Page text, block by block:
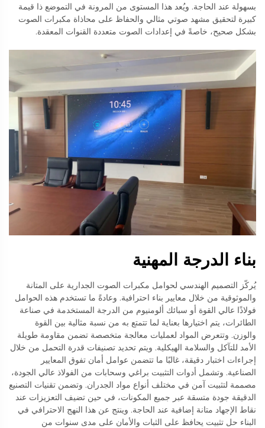
بسهولة عند الحاجة. ويُعد هذا المستوى من المرونة في التموضع ذا قيمة
كبيرة لتحقيق مشهد صوتي مثالي والحفاظ على محاذاة مكبرات الصوت
بشكل صحيح، خاصةً في إعدادات الصوت متعددة القنوات المعقدة.
بناء الدرجة المهنية
يُركّز التصميم الهندسي لحوامل مكبرات الصوت الجدارية على المتانة
والموثوقية من خلال معايير بناء احترافية. وعادةً ما تستخدم هذه الحوامل
فولاذًا عالي القوة أو سبائك ألومنيوم من الدرجة المستخدمة في صناعة
الطائرات، يتم اختيارها بعناية لما تتمتع به من نسبة مثالية بين القوة
والوزن. وتتعرض المواد لعمليات معالجة متخصصة تضمن مقاومة طويلة
الأمد للتآكل والسلامة الهيكلية. ويتم تحديد تصنيفات قدرة التحمل من خلال
إجراءات اختبار دقيقة، غالبًا ما تتضمن عوامل أمان تفوق المعايير
الصناعية. وتشمل أدوات التثبيت براغي وسحابات من الفولاذ عالي الجودة،
مصممة لتثبيت آمن في مختلف أنواع مواد الجدران. وتضمن تقنيات التصنيع
الدقيقة جودة متسقة عبر جميع المكونات، في حين تضيف التعزيزات عند
نقاط الإجهاد متانة إضافية عند الحاجة. وينتج عن هذا النهج الاحترافي في
البناء حل تثبيت يحافظ على الثبات والأمان على مدى سنوات من